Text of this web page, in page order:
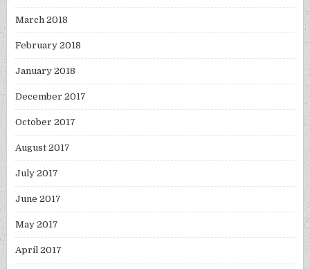
March 2018
February 2018
January 2018
December 2017
October 2017
August 2017
July 2017
June 2017
May 2017
April 2017